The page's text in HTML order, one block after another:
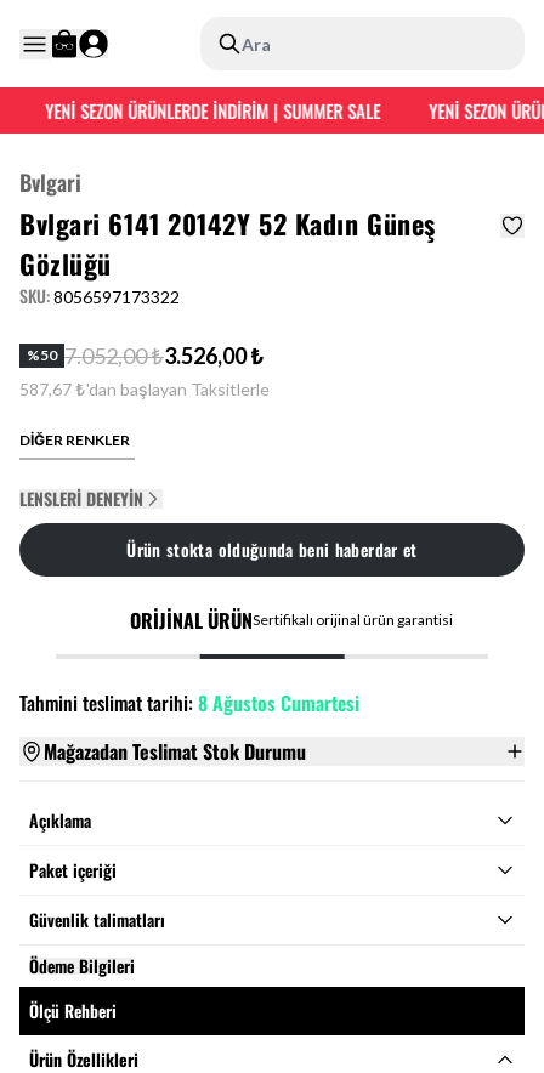
Ara
YENİ SEZON ÜRÜNLERDE İNDİRİM | SUMMER SALE YENİ SEZON
Bvlgari
Bvlgari 6141 20142Y 52 Kadın Güneş
Gözlüğü
SKU:8056597173322
%50 7.052,00 ₺3.526,00 ₺
587,67 ₺'dan başlayan Taksitlerle
DİĞER RENKLER
LENSLERI DENEYIN
Ürün stokta olduğunda beni haberdar et
ORİJİNAL ÜRÜNSertifikalı orijinal ürün garantisi
Tahmini teslimat tarihi:8 Ağustos Cumartesi
Mağazadan Teslimat Stok Durumu
Açıklama
Paket içeriği
Güvenlik talimatları
Ödeme Bilgileri
Ölçü Rehberi
Ürün Özellikleri